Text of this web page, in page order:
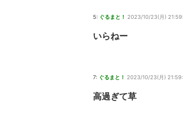
5: ぐるまと！ 2023/10/23(月)
いらねー
7: ぐるまと！ 2023/10/23(月)
高過ぎて草